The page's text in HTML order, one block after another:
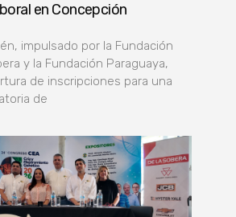
en Concepción
impulsado por la Fundación
y la Fundación Paraguaya,
de inscripciones para una
de